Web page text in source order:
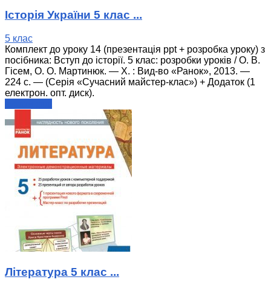
Історія України 5 клас ...
5 клас
Комплект до уроку 14 (презентація ppt + розробка уроку) з
посібника: Вступ до історії. 5 клас: розробки уроків / О. В.
Гісем, О. О. Мартинюк. — X. : Вид-во «Ранок», 2013. —
224 с. — (Серія «Сучасний майстер-клас») + Додаток (1
електрон. опт. диск).
Література 5 клас ...